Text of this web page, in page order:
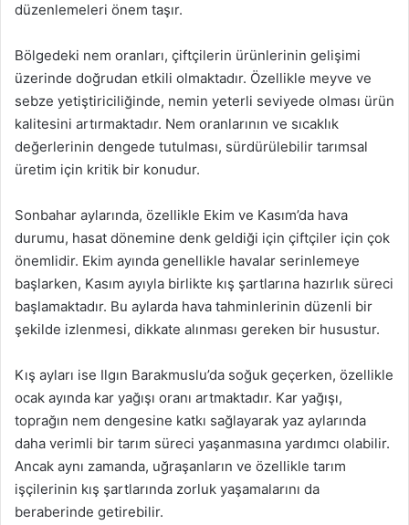
düzenlemeleri önem taşır.
Bölgedeki nem oranları, çiftçilerin ürünlerinin gelişimi
üzerinde doğrudan etkili olmaktadır. Özellikle meyve ve
sebze yetiştiriciliğinde, nemin yeterli seviyede olması ürün
kalitesini artırmaktadır. Nem oranlarının ve sıcaklık
değerlerinin dengede tutulması, sürdürülebilir tarımsal
üretim için kritik bir konudur.
Sonbahar aylarında, özellikle Ekim ve Kasım’da hava
durumu, hasat dönemine denk geldiği için çiftçiler için çok
önemlidir. Ekim ayında genellikle havalar serinlemeye
başlarken, Kasım ayıyla birlikte kış şartlarına hazırlık süreci
başlamaktadır. Bu aylarda hava tahminlerinin düzenli bir
şekilde izlenmesi, dikkate alınması gereken bir husustur.
Kış ayları ise Ilgın Barakmuslu’da soğuk geçerken, özellikle
ocak ayında kar yağışı oranı artmaktadır. Kar yağışı,
toprağın nem dengesine katkı sağlayarak yaz aylarında
daha verimli bir tarım süreci yaşanmasına yardımcı olabilir.
Ancak aynı zamanda, uğraşanların ve özellikle tarım
işçilerinin kış şartlarında zorluk yaşamalarını da
beraberinde getirebilir.